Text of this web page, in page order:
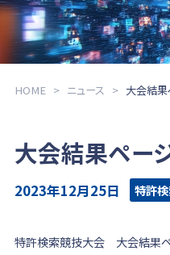
HOME ニュース 大会結果
大会結果ペー
2023年12月25日 特許
特許検索競技大会 大会結果ペ